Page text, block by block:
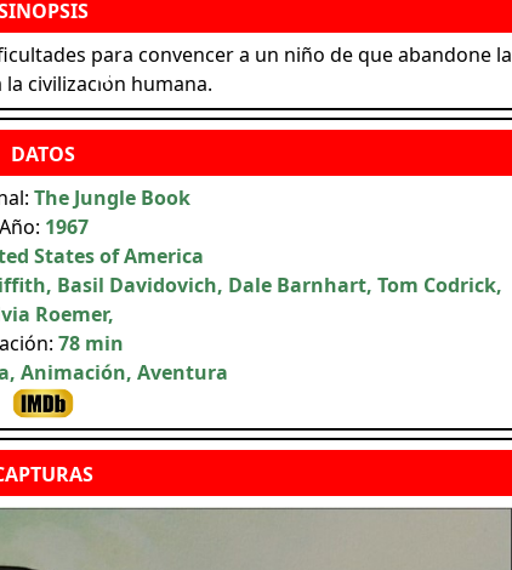
para convencer a un niño de que abandone la
la civilización humana.
The Jungle Book
Año: 1967
States of America
Basil Davidovich, Dale Barnhart, Tom Codrick,
Roemer,
78 min
Animación, Aventura